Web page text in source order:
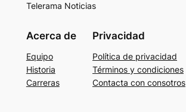
Telerama Noticias
Acerca de
Equipo
Historia
Carreras
Privacidad
Política de privacidad
Términos y condiciones
Contacta con consotros